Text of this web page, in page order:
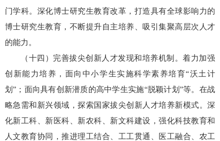
门学科。深化博士研究生教育改革，打造具有全球影响力的
博士研究生教育，不断提升自主培养、吸引集聚高层次人才
的能力。
（十四）完善拔尖创新人才发现和培养机制。着力加强
创新能力培养，面向中小学生实施科学素养培育“沃土计
划”；面向具有创新潜质的高中学生实施“脱颖计划”等。在战
略急需和新兴领域，探索国家拔尖创新人才培养新模式。深
化新工科、新医科、新农科、新文科建设，强化科技教育和
人文教育协同，推进理工结合、工工贯通、医工融合、农工